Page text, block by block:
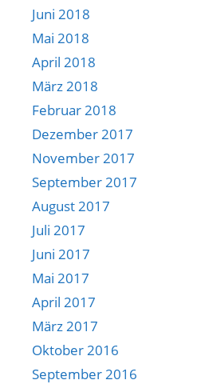
Juni 2018
Mai 2018
April 2018
März 2018
Februar 2018
Dezember 2017
November 2017
September 2017
August 2017
Juli 2017
Juni 2017
Mai 2017
April 2017
März 2017
Oktober 2016
September 2016